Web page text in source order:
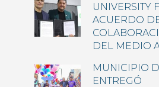
UNIVERSITY
ACUERDO
DEL MEDIO
MUNICIPIO
ENTREGÓ